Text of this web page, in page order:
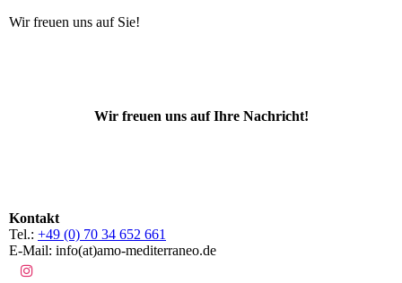
Wir freuen uns auf Sie!
Wir freuen uns auf Ihre Nachricht!
Kontakt
Tel.: +49 (0) 70 34 652 661
E-Mail: info(at)amo-mediterraneo.de